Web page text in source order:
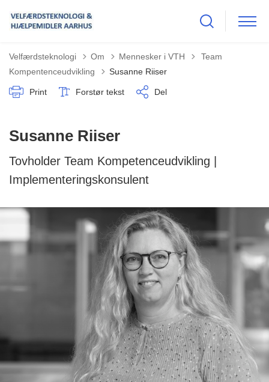
Velfærdsteknologi Om Mennesker i VTH Tilbage til
Team
Kompentenceudvikling
Susanne Riiser
Print Forstør tekst Del
Susanne Riiser
Tovholder Team Kompetenceudvikling |
Implementeringskonsulent